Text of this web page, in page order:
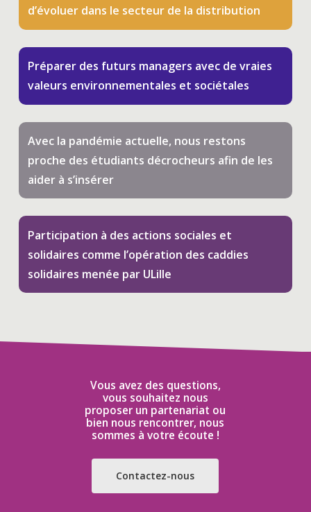
d’évoluer dans le secteur de la distribution
Préparer des futurs managers avec de vraies
valeurs environnementales et sociétales
Avec la pandémie actuelle, nous restons
proche des étudiants décrocheurs afin de les
aider à s’insérer
Participation à des actions sociales et
solidaires comme l’opération des caddies
solidaires menée par ULille
Vous avez des questions,
vous souhaitez nous
proposer un partenariat ou
bien nous rencontrer, nous
sommes à votre écoute !
Contactez-nous